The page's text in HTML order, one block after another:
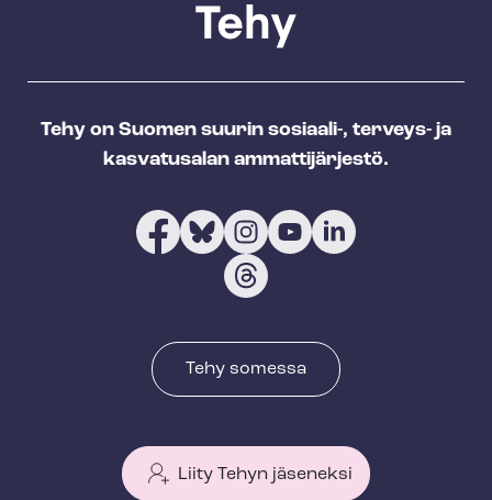
Tehy on Suomen suurin sosiaali-, terveys- ja
kasvatusalan ammattijärjestö.
Tehy somessa
Liity Tehyn jäseneksi